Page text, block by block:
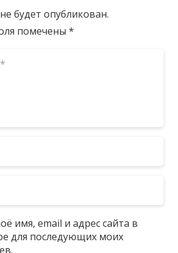
будет опубликован.
помечены *
имя, email и адрес сайта в
для последующих моих